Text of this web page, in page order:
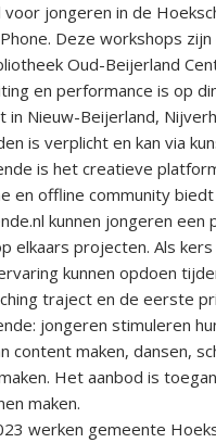
voor jongeren in de
Deze workshops
Oud-Beijerland
en performance is op
in Nieuw-Beijerland,
is verplicht en kan via
is het creatieve
en offline community
kunnen jongeren
elkaars projecten. Als
kunnen opdoen
traject en de eerste
jongeren stimuleren
content maken, dansen,
Het aanbod is
maken.
werken gemeente